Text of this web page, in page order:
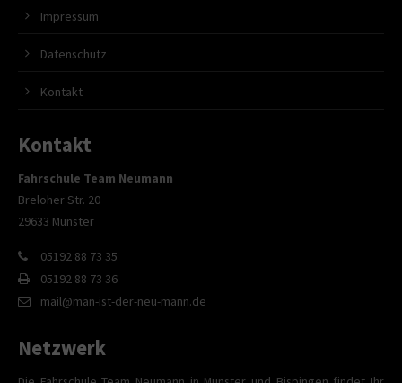
Impressum
Datenschutz
Kontakt
Kontakt
Fahrschule Team Neumann
Breloher Str. 20
29633 Munster
05192 88 73 35
05192 88 73 36
mail@man-ist-der-neu-mann.de
Netzwerk